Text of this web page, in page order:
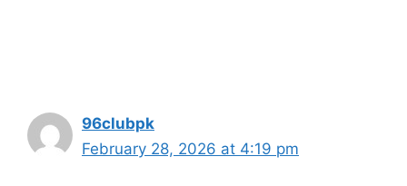
96clubpk
February 28, 2026 at 4:19 pm